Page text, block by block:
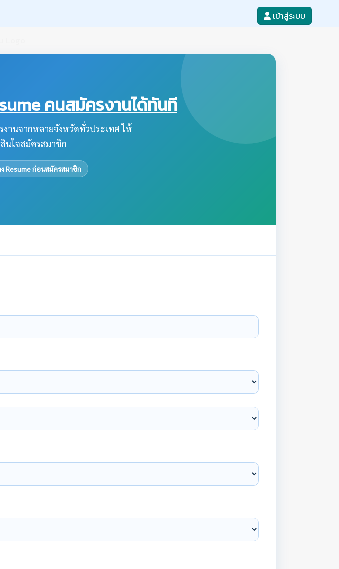
เข้าสู่ระบบ
คนสมัครงานได้ทันที
านจากหลายจังหวัดทั่วประเทศ ให้
นใจสมัครสมาชิก
Resume ก่อนสมัครสมาชิก